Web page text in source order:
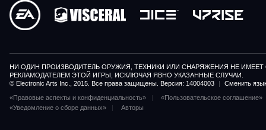
НИ ОДИН ПРОИЗВОДИТЕЛЬ ОРУЖИЯ, ТЕХНИКИ ИЛИ СНАРЯЖЕНИЯ НЕ
РЕКЛАМОДАТЕЛЕМ ЭТОЙ ИГРЫ, ИСКЛЮЧАЯ ЯВНО УКАЗАННЫЕ СЛУЧАИ.
© Electronic Arts Inc., 2015. Все права защищены. Версия: 14004003
|
Сменить
«Правовые аспекты и конфиденциальность»
«Пользовательское соглашение»
«Уведомление о сборе данных»
Авторы